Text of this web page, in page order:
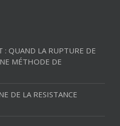
: QUAND LA RUPTURE DE
MÉTHODE DE
DE LA RESISTANCE